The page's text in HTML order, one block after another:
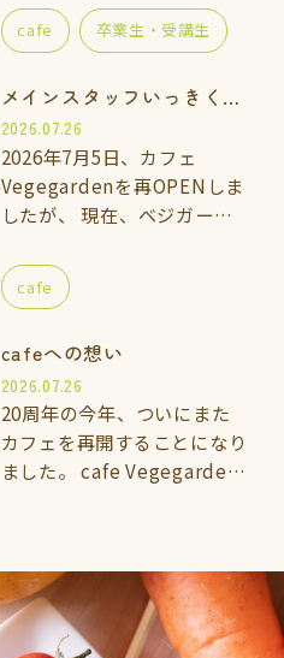
た。 一緒に手を動かしなが
ら「玄米ご飯、ごま塩、重ね
てみませんか…
メインスタッフいっきくんのご紹介
2026.07.26
2026年7月5日、カフェ
Vegegardenを再OPENしま
したが、 現在、ベジガーデ
ている「いっきくん」にカフ
ェのメインスタッフとしてお
cafe 卒業生・受講生
cafeへの想い
2026.07.26
20周年の今年、ついにまた
カフェを再開することになり
ました。 cafe Vegegarden
cafe